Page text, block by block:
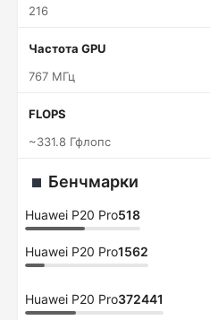
216
Частота GPU
767 МГц
FLOPS
~331.8 Гфлопс
Бенчмарки
Huawei P20 Pro518
Huawei P20 Pro1562
Huawei P20 Pro372441